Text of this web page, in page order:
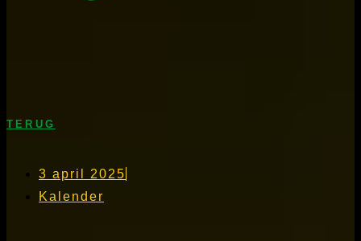
TERUG
3 april 2025
Kalender